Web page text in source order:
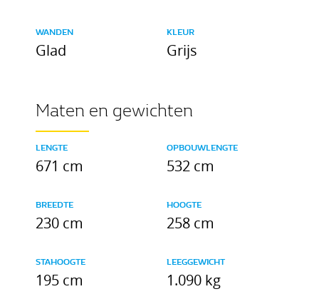
WANDEN
Glad
KLEUR
Grijs
Maten en gewichten
LENGTE
671 cm
OPBOUWLENGTE
532 cm
BREEDTE
230 cm
HOOGTE
258 cm
STAHOOGTE
195 cm
LEEGGEWICHT
1.090 kg